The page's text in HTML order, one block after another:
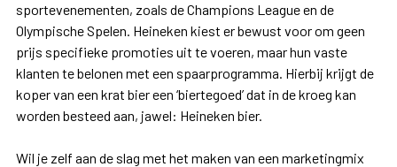
sportevenementen, zoals de Champions League en de
Olympische Spelen. Heineken kiest er bewust voor om geen
prijs specifieke promoties uit te voeren, maar hun vaste
klanten te belonen met een spaarprogramma. Hierbij krijgt de
koper van een krat bier een ‘biertegoed’ dat in de kroeg kan
worden besteed aan, jawel: Heineken bier.
Wil je zelf aan de slag met het maken van een marketingmix